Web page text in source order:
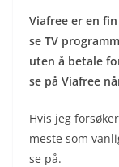
Viafree er en
se TV
uten å betale
se på Viafree
Hvis jeg
meste som
se på.